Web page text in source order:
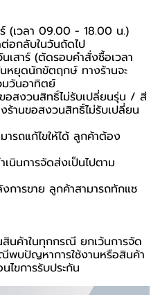
(เวลา 09.00 - 18.00 น.)
อกลับในวันถัดไป
สาร์ (ตัดรอบคำสั่งซื้อเวลา
หยุดนักขัตฤกษ์ ทางร้านจะ
มวันอาทิตย์
อสงวนสิทธิ์ไม่รับเปลี่ยนรุ่น / สี
านขอสงวนสิทธิ์ไม่รับเปลี่ยน
รถแก้ไขให้ได้ ลูกค้าต้อง
นินการจัดส่งเป็นไปตาม
ารขาย ลูกค้าสามารถทักแช
สินค้าในทุกกรณี ยกเว้นการจัด
บปัญหาการใช้งานหรือสินค้า
ไขการรับประกัน